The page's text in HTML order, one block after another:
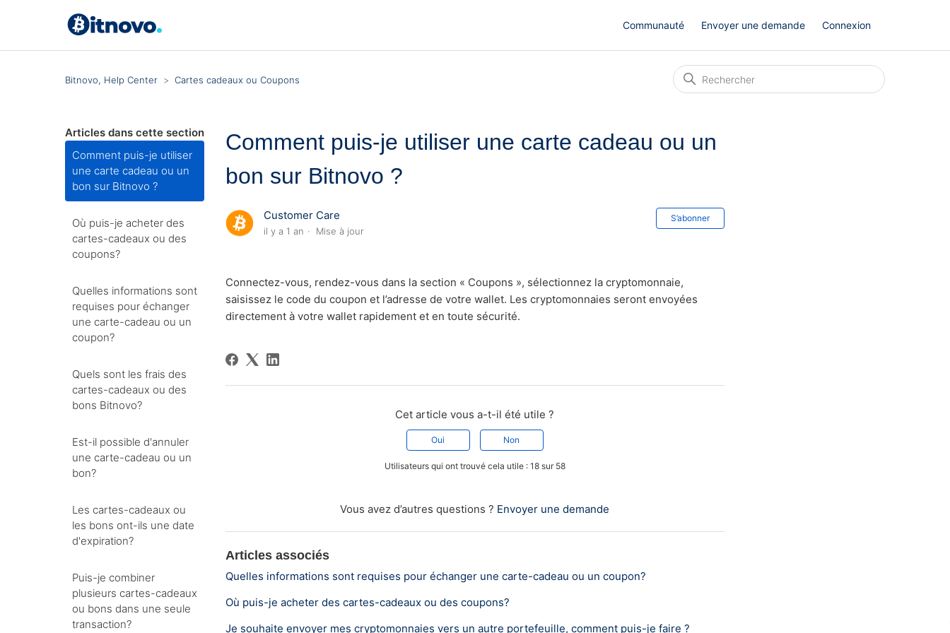
Communauté Envoyer une demande Connexion
Bitnovo, Help Center Cartes cadeaux ou Coupons
Articles dans cette section
Comment puis-je utiliser
une carte cadeau ou un
bon sur Bitnovo ?
Où puis-je acheter des
cartes-cadeaux ou des
coupons?
Quelles informations sont
requises pour échanger
une carte-cadeau ou un
coupon?
Quels sont les frais des
cartes-cadeaux ou des
bons Bitnovo?
Est-il possible d'annuler
une carte-cadeau ou un
bon?
Les cartes-cadeaux ou
les bons ont-ils une date
d'expiration?
Puis-je combiner
plusieurs cartes-cadeaux
ou bons dans une seule
transaction?
Comment puis-je utiliser une carte cadeau ou un
bon sur Bitnovo ?
Customer Care
il y a 1 an Mise à jour
S’abonner
Connectez-vous, rendez-vous dans la section « Coupons », sélectionnez la cryptomonnaie,
saisissez le code du coupon et l’adresse de votre wallet. Les cryptomonnaies seront envoyées
directement à votre wallet rapidement et en toute sécurité.
Cet article vous a-t-il été utile ?
Oui Non
Utilisateurs qui ont trouvé cela utile : 18 sur 58
Vous avez d’autres questions ? Envoyer une demande
Articles associés
Quelles informations sont requises pour échanger une carte-cadeau ou un coupon?
Où puis-je acheter des cartes-cadeaux ou des coupons?
Je souhaite envoyer mes cryptomonnaies vers un autre portefeuille, comment puis-je faire ?